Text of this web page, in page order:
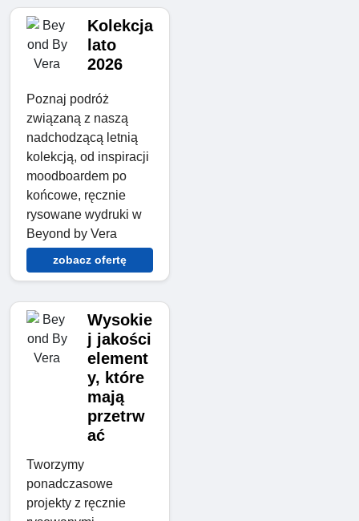
Kolekcja
lato
2026
Poznaj podróż
związaną z naszą
nadchodzącą letnią
kolekcją, od inspiracji
moodboardem po
końcowe, ręcznie
rysowane wydruki w
Beyond by Vera
zobacz ofertę
Wysokie
j jakości
element
y, które
mają
przetrw
ać
Tworzymy
ponadczasowe
projekty z ręcznie